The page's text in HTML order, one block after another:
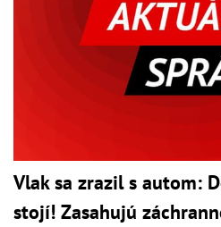
Vlak sa zrazil s autom:
stojí! Zasahujú